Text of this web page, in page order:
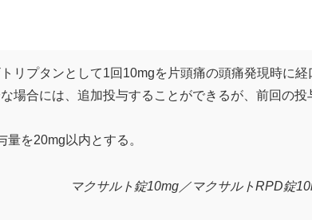
リプタンとして1回10mgを片頭痛の頭痛発現時に経
場合には、追加投与することができるが、前回の投
量を20mg以内とする。
マクサルト錠10mg／マクサルトRPD錠